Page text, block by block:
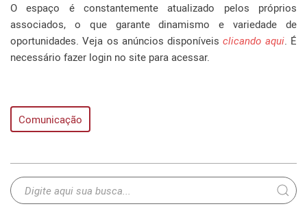
O espaço é constantemente atualizado pelos próprios
associados, o que garante dinamismo e variedade de
oportunidades. Veja os anúncios disponíveisclicando aqui. É
necessário fazer login no site para acessar.
Comunicação